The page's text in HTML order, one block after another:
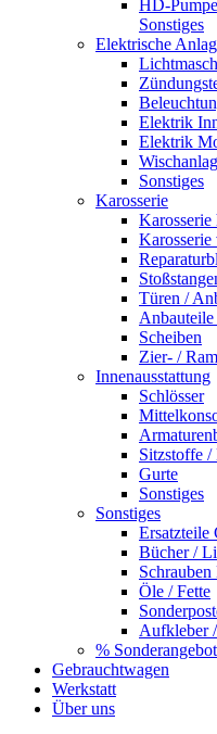
HD-
Sonstiges
Elektrische
Elektrik
Elektrik
Sonstiges
Karosserie
Karosserie
Karosserie
Türen /
Anbauteile
Scheiben
Zier- /
Innenausstattung
Schlösser
Sitzstoffe
Gurte
Sonstiges
Sonstiges
Ersatzteile
Bücher /
Öle / Fette
Aufkleber
%
Gebrauchtwagen
Werkstatt
Über uns